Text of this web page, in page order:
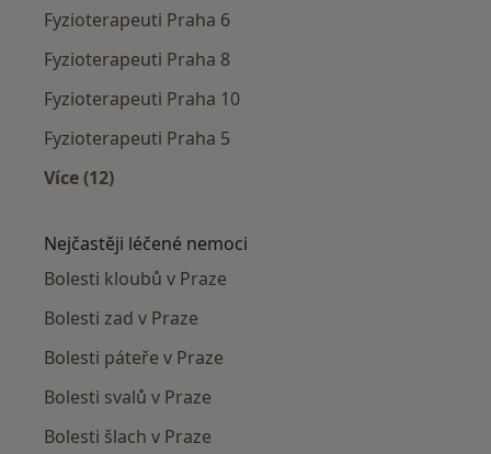
Fyzioterapeuti Praha 6
Fyzioterapeuti Praha 8
Fyzioterapeuti Praha 10
Fyzioterapeuti Praha 5
Více (12)
Nejčastěji léčené nemoci
Bolesti kloubů v Praze
Bolesti zad v Praze
Bolesti páteře v Praze
Bolesti svalů v Praze
Bolesti šlach v Praze